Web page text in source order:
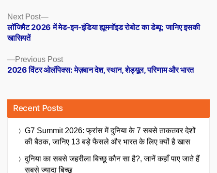
Posts
navigation
Previous PostPrevious
post:
2026 विंटर ओलंपिक्स: मेज़बान देश, स्थान, शेड्यूल, परिणाम और भारत
Next Post
Next
post:
लॉजिमैट 2026 में मेड-इन-इंडिया ह्यूमनॉइड रोबोट का डेब्यू: जानिए इसकी
खासियतें
Recent Posts
G7 Summit 2026: फ्रांस में दुनिया के 7 सबसे ताकतवर देशों
की बैठक, जानिए 13 बड़े फैसले और भारत के लिए क्यों है खास
दुनिया का सबसे जहरीला बिच्छू कौन सा है?, जानें कहाँ पाए जाते हैं
सबसे ज्यादा बिच्छू